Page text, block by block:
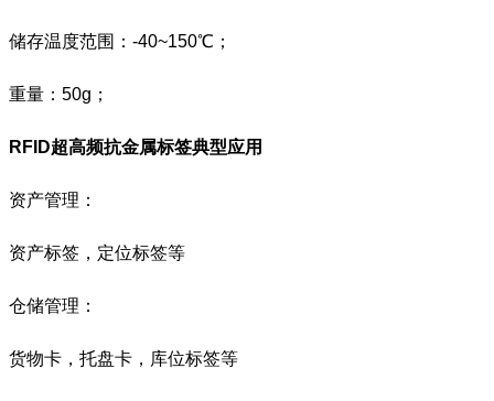
储存温度范围：-40~150℃；
重量：50g；
RFID超高频抗金属标签典型应用
资产管理：
资产标签，定位标签等
仓储管理：
货物卡，托盘卡，库位标签等